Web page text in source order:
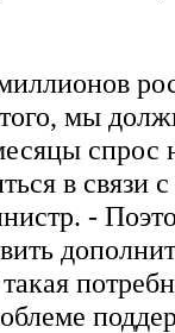
мы
спрос
в связи
-